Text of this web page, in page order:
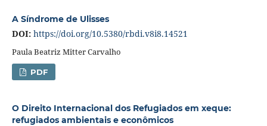
A Síndrome de Ulisses
DOI: https://doi.org/10.5380/rbdi.v8i8.14521
Paula Beatriz Mitter Carvalho
PDF
O Direito Internacional dos Refugiados em xeque:
refugiados ambientais e econômicos